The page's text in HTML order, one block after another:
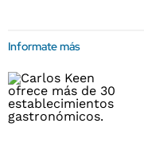
Informate más